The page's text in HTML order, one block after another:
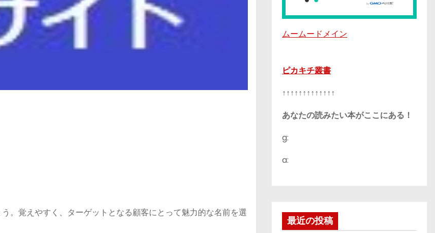
。覚えやすく、ターゲットとなる顧客にとって魅力的な名前を選
ムームードメイン
ピカキチ叢書
↑↑↑↑↑↑↑↑↑↑↑↑↑
あなたの読みたい本がここにある！
g:
a:
最近の投稿